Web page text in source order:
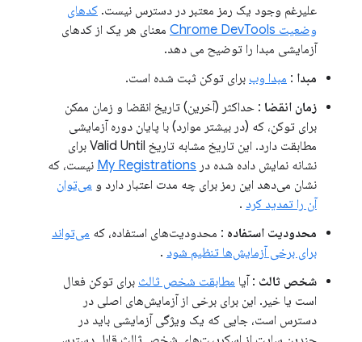
علیرغم وجود یک رمز معتبر در دسترس نیست. کدهای
وضعیت Chrome DevTools
معنای هر یک از کدهای
آزمایشی مبدا را توضیح می دهد.
مبدا : مبدا وب برای توکن ثبت شده است.
زمان انقضا : حداکثر (آخرین) تاریخ انقضا و زمان ممکن
برای توکن، که (در بیشتر موارد) با پایان دوره آزمایشی
مطابقت دارد. این تاریخ مشابه تاریخ Valid Until برای
نشانه نمایش داده شده در My Registrations نیست، که
نشان می‌دهد این رمز برای چه مدت اعتبار دارد و می‌توان
آن را تمدید کرد .
محدودیت استفاده : محدودیت‌های استفاده، که می‌تواند
برای برخی آزمایش‌ها تنظیم شود .
شخص ثالث : آیا مطابقت شخص ثالث برای توکن فعال
است یا خیر. این برای برخی از آزمایش‌های اصلی در
دسترس است، جایی که یک ویژگی آزمایشی باید در